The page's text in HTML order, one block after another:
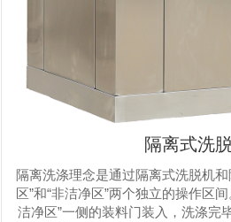
隔离式洗
隔离洗涤理念是通过隔离式洗脱机
区”和“非洁净区”两个独立的操作区
洁净区”一侧的装料门装入，洗涤完